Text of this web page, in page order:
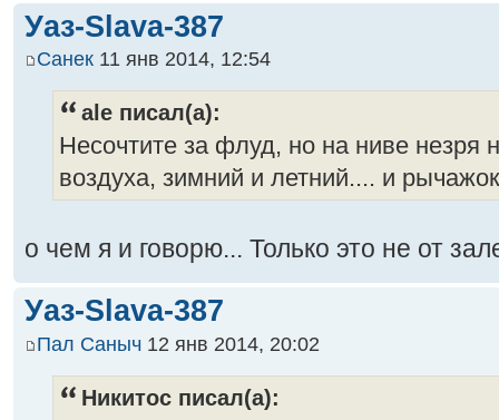
Уаз-Slava-387
Санек 11 янв 2014, 12:54
ale писал(а):
Несочтите за флуд, но на ниве незря
воздуха, зимний и летний.... и
о чем я и говорю... Только это не от
Уаз-Slava-387
Пал Саныч 12 янв 2014, 20:02
Никитос писал(а):